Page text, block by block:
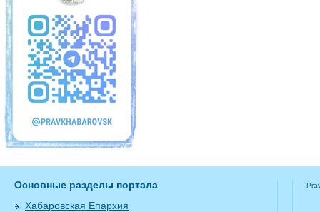
Основные разделы портала
Хабаровская Епархия